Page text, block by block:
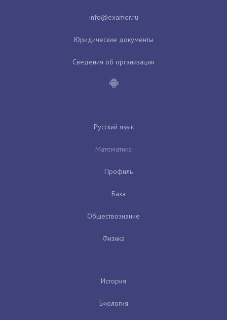
Юридические документы
Сведения об организации
Русский язык
Математика
Профиль
База
Обществознание
Физика
История
Биология